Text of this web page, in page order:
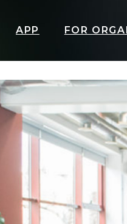
APP FOR